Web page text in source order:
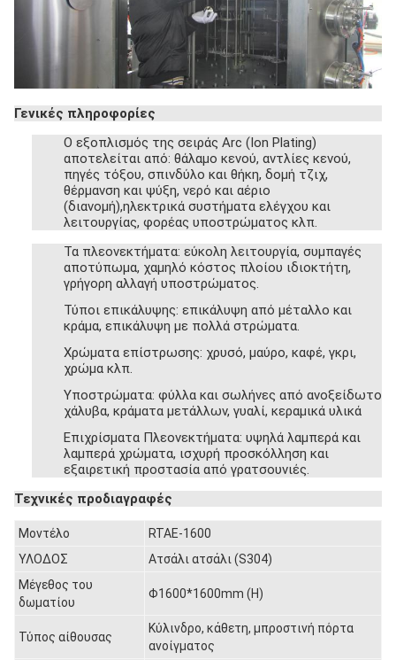
Γενικές πληροφορίες
Ο εξοπλισμός της σειράς Arc (Ion Plating)
αποτελείται από: θάλαμο κενού, αντλίες κενού,
πηγές τόξου, σπινδύλο και θήκη, δομή τζιχ,
θέρμανση και ψύξη, νερό και αέριο
(διανομή),ηλεκτρικά συστήματα ελέγχου και
λειτουργίας, φορέας υποστρώματος κλπ.
Τα πλεονεκτήματα: εύκολη λειτουργία, συμπαγές
αποτύπωμα, χαμηλό κόστος πλοίου ιδιοκτήτη,
γρήγορη αλλαγή υποστρώματος.
Τύποι επικάλυψης: επικάλυψη από μέταλλο και
κράμα, επικάλυψη με πολλά στρώματα.
Χρώματα επίστρωσης: χρυσό, μαύρο, καφέ, γκρι,
χρώμα κλπ.
Υποστρώματα: φύλλα και σωλήνες από ανοξείδωτο
χάλυβα, κράματα μετάλλων, γυαλί, κεραμικά υλικά
Επιχρίσματα Πλεονεκτήματα: υψηλά λαμπερά και
λαμπερά χρώματα, ισχυρή προσκόλληση και
εξαιρετική προστασία από γρατσουνιές.
Τεχνικές προδιαγραφές
Μοντέλο
RTAE-1600
ΥΛΟΔΟΣ
Ατσάλι ατσάλι (S304)
Μέγεθος του
δωματίου
Φ1600*1600mm (H)
Τύπος αίθουσας
Κύλινδρο, κάθετη, μπροστινή πόρτα
ανοίγματος